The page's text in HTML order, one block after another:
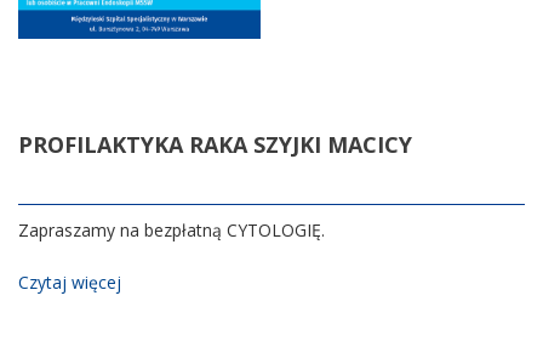
PROFILAKTYKARAKA SZYJKI MACICY
Zapraszamy na bezpłatną CYTOLOGIĘ.
Czytaj więcej